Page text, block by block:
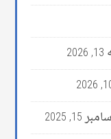
15, 2025